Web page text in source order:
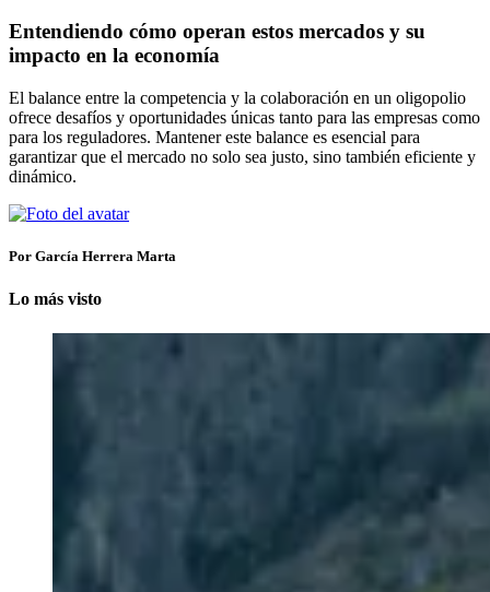
Entendiendo cómo operan estos mercados y su
impacto en la economía
El balance entre la competencia y la colaboración en un oligopolio
ofrece desafíos y oportunidades únicas tanto para las empresas como
para los reguladores. Mantener este balance es esencial para
garantizar que el mercado no solo sea justo, sino también eficiente y
dinámico.
Por García Herrera Marta
Lo más visto